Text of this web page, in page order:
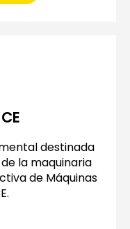
destinada
la maquinaria
de Máquinas